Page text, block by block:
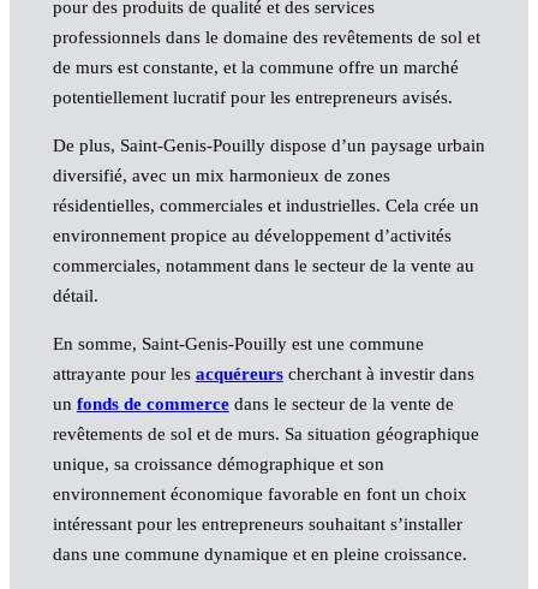
pour des produits de qualité et des services
professionnels dans le domaine des revêtements de sol et
de murs est constante, et la commune offre un marché
potentiellement lucratif pour les entrepreneurs avisés.
De plus, Saint-Genis-Pouilly dispose d’un paysage urbain
diversifié, avec un mix harmonieux de zones
résidentielles, commerciales et industrielles. Cela crée un
environnement propice au développement d’activités
commerciales, notamment dans le secteur de la vente au
détail.
En somme, Saint-Genis-Pouilly est une commune
attrayante pour les acquéreurscherchant à investir dans
un fonds de commercedans le secteur de la vente de
revêtements de sol et de murs. Sa situation géographique
unique, sa croissance démographique et son
environnement économique favorable en font un choix
intéressant pour les entrepreneurs souhaitant s’installer
dans une commune dynamique et en pleine croissance.